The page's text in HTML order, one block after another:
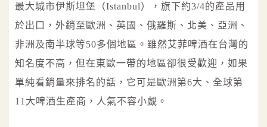
最大城市伊斯坦堡（Istanbul），旗下約3/4的產品用
於出口，外銷至歐洲、英國、俄羅斯、北美、亞洲、
非洲及南半球等50多個地區。雖然艾菲啤酒在台灣的
知名度不高，但在東歐一帶的地區卻很受歡迎，如果
單純看銷量來排名的話，它可是歐洲第6大、全球第
11大啤酒生產商，人氣不容小覷。